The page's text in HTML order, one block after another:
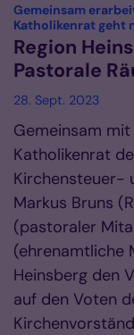
Gemeinsam
Katholikenrat geht
Region
Pastorale
28. Sept. 2023
Gemeinsam
Katholikenrat
Kirchensteuer-
Markus Bruns
(pastoraler
(ehrenamtliche
Heinsberg den
auf den Voten